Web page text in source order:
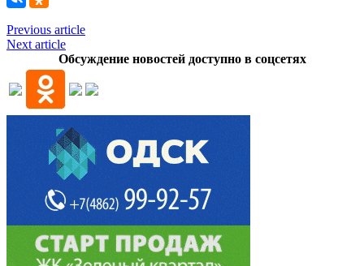
Previous article
Next article
Обсуждение новостей доступно в соцсетях